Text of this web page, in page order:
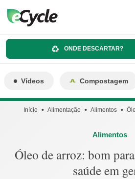
ONDE DESCARTAR?
Vídeos Compostagem
Início Alimentação Alimentos
Alimentos
Óleo de arroz: bom
saúde em